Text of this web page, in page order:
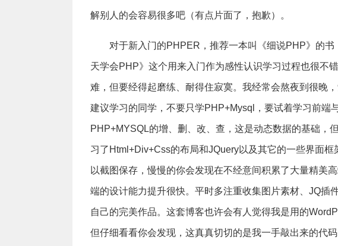
解别人的会容易很多吧（有点片面了，抱歉）。
对于新入门的PHPER，推荐一本叫《细说PHP》的
天学会PHP》这个用来入门作为感性认识学习过程也很不
难，但要经得起磨练、耐得住寂寞。我经常会熬夜到很晚
建议学习的同学，不要只学PHP+Mysql，要试着学习前端
PHP+MYSQL的增、删、改、查，这是动态数据的基础，
习了Html+Div+Css的布局和JQuery以及其它的一些界面
以截图保存，慢慢的你会发现在不经意间积累了大量精美
端的设计能力提升很快。平时多注重收集图片素材、JQ插
自己的完美作品。这套博客也许会有人觉得我是用的
但仔细看看你会发现，这真真切切的是我一手敲出来的代码